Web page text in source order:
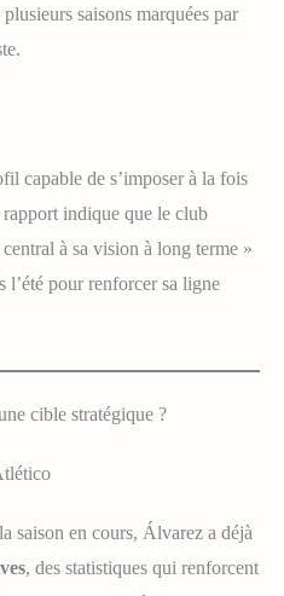
saisons marquées par
capable de s’imposer à la fois
indique que le club
à sa vision à long terme »
l’été pour renforcer sa ligne
cible stratégique ?
saison en cours, Álvarez a déjà
, des statistiques qui renforcent